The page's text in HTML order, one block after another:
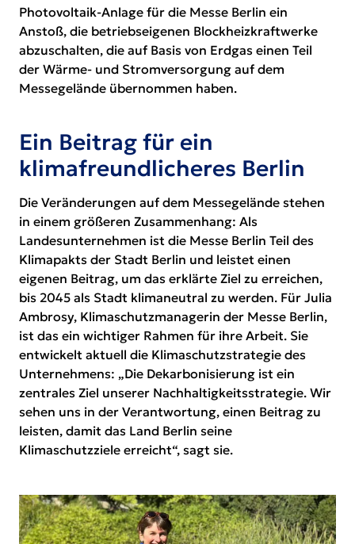
Photovoltaik-Anlage für die Messe Berlin ein
Anstoß, die betriebseigenen Blockheizkraftwerke
abzuschalten, die auf Basis von Erdgas einen Teil
der Wärme- und Stromversorgung auf dem
Messegelände übernommen haben.
Ein Beitrag für ein
klimafreundlicheres Berlin
Die Veränderungen auf dem Messegelände stehen
in einem größeren Zusammenhang: Als
Landesunternehmen ist die Messe Berlin Teil des
Klimapakts der Stadt Berlin und leistet einen
eigenen Beitrag, um das erklärte Ziel zu erreichen,
bis 2045 als Stadt klimaneutral zu werden. Für Julia
Ambrosy, Klimaschutzmanagerin der Messe Berlin,
ist das ein wichtiger Rahmen für ihre Arbeit. Sie
entwickelt aktuell die Klimaschutzstrategie des
Unternehmens: „Die Dekarbonisierung ist ein
zentrales Ziel unserer Nachhaltigkeitsstrategie. Wir
sehen uns in der Verantwortung, einen Beitrag zu
leisten, damit das Land Berlin seine
Klimaschutzziele erreicht“, sagt sie.